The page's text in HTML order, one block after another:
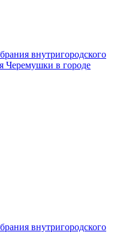
внутригородского
Черемушки в городе
внутригородского